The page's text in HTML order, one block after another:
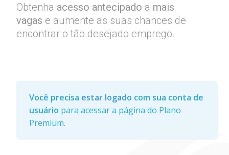
Obtenha acesso antecipado a mais
vagas e aumente as suas chances de
encontrar o tão desejado emprego.
Você precisa estar logado com sua conta de
usuário para acessar a página do Plano
Premium.